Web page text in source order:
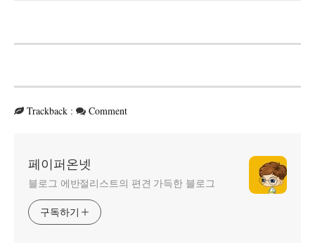
Trackback : Comment
페이퍼온넷
블로그 에반절리스트의 편견 가득한 블로그
구독하기